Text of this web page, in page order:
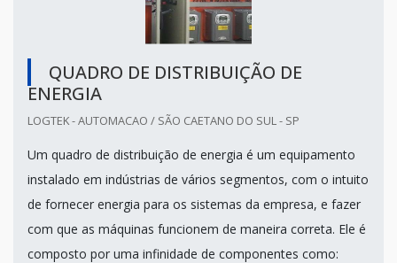
QUADRO DE DISTRIBUIÇÃO DE
ENERGIA
LOGTEK - AUTOMACAO / SÃO CAETANO DO SUL - SP
Um quadro de distribuição de energia é um equipamento
instalado em indústrias de vários segmentos, com o intuito
de fornecer energia para os sistemas da empresa, e fazer
com que as máquinas funcionem de maneira correta. Ele é
composto por uma infinidade de componentes como: